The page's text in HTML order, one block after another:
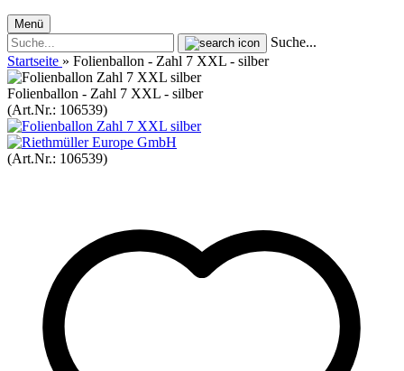
Menü
Suche...
Startseite » Folienballon - Zahl 7 XXL - silber
Folienballon - Zahl 7 XXL - silber
(Art.Nr.: 106539)
(Art.Nr.: 106539)